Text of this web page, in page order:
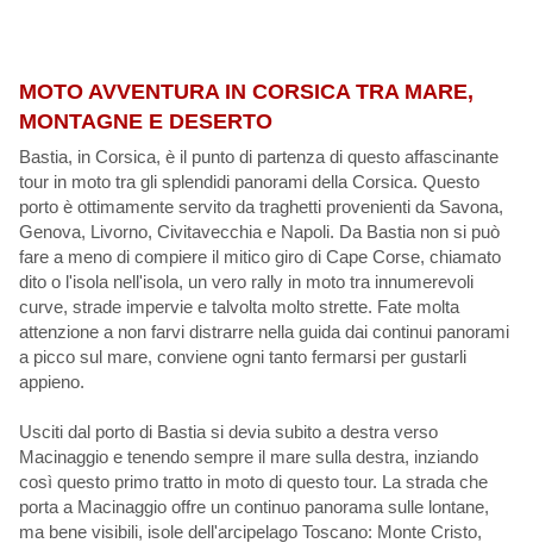
MOTO AVVENTURA IN CORSICA TRA MARE,
MONTAGNE E DESERTO
Bastia, in Corsica, è il punto di partenza di questo affascinante
tour in moto tra gli splendidi panorami della Corsica. Questo
porto è ottimamente servito da traghetti provenienti da Savona,
Genova, Livorno, Civitavecchia e Napoli. Da Bastia non si può
fare a meno di compiere il mitico giro di Cape Corse, chiamato
dito o l'isola nell'isola, un vero rally in moto tra innumerevoli
curve, strade impervie e talvolta molto strette. Fate molta
attenzione a non farvi distrarre nella guida dai continui panorami
a picco sul mare, conviene ogni tanto fermarsi per gustarli
appieno.
Usciti dal porto di Bastia si devia subito a destra verso
Macinaggio e tenendo sempre il mare sulla destra, inziando
così questo primo tratto in moto di questo tour. La strada che
porta a Macinaggio offre un continuo panorama sulle lontane,
ma bene visibili, isole dell'arcipelago Toscano: Monte Cristo,